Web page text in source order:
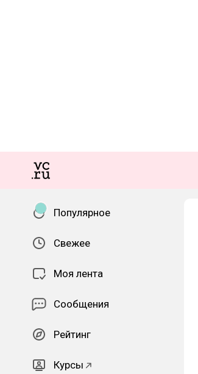
Популярное
Свежее
Моя лента
Сообщения
Рейтинг
Курсы